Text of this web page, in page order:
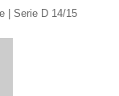
| Serie D 14/15